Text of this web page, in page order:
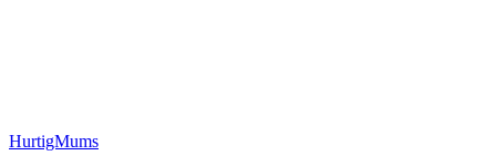
HurtigMums